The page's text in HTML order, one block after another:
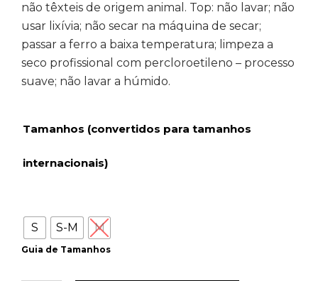
não têxteis de origem animal. Top: não lavar; não
usar lixívia; não secar na máquina de secar;
passar a ferro a baixa temperatura; limpeza a
seco profissional com percloroetileno – processo
suave; não lavar a húmido.
Guia de Tamanhos
Tamanhos (convertidos para tamanhos
internacionais)
S S-M M